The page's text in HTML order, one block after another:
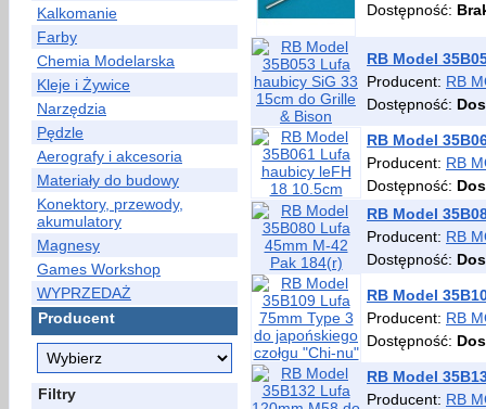
Kalkomanie
Farby
Chemia Modelarska
Kleje i Żywice
Narzędzia
Pędzle
Aerografy i akcesoria
Materiały do budowy
Konektory, przewody,
akumulatory
Magnesy
Games Workshop
WYPRZEDAŻ
Producent
Filtry
Dostępność:
RB Model
Producent: RB
Dostępność:
RB Model
Producent: RB
Dostępność:
RB Model
Producent: RB
Dostępność:
RB Model
Producent: RB
Dostępność:
RB Model
Producent: RB